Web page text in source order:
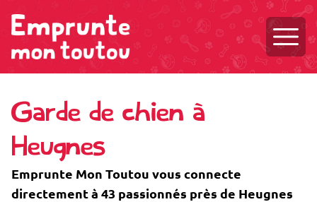
Garde de chien à
Heugnes
Emprunte Mon Toutou vous connecte
directement à 43 passionnés près de Heugnes